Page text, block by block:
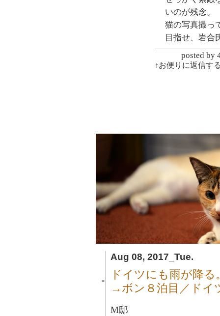
いのが残念。
猫の写真撮っ
目指せ、岩合
posted by
↑お便りに返信す
Aug 08, 2017_Tue.
■
ドイツにも雨が降る
→ボン８泊目／ドイ
M邸